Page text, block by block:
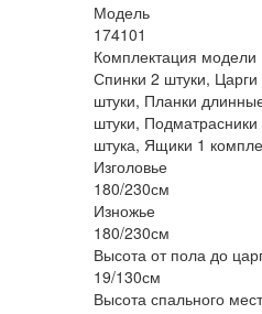
Модель
174101
Комплектация модели
Спинки 2 штуки,
штуки, Планки
штуки,
штука, Ящики 1
Изголовье
180/230см
Изножье
180/230см
Высота от пола до
19/130см
Высота спального